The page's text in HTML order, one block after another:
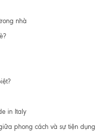
nhà
in Italy
phong cách và sự tiện dụng